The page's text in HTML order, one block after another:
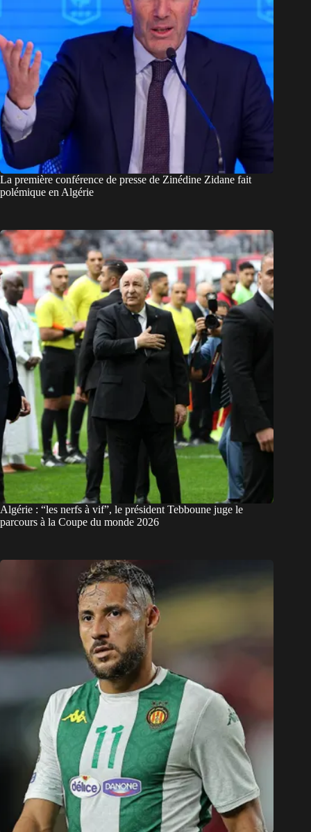
La première conférence de presse de Zinédine Zidane fait
polémique en Algérie
Algérie : “les nerfs à vif”, le président Tebboune juge le
parcours à la Coupe du monde 2026